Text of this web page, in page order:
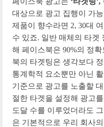
대상으로 광고 집행이 가
제품이 향수라면 2, 30대
수 있죠. 일반 매체의 타겟
해 페이스북은 90%의 정
북의 타겟팅은 생각보다
통계학적 요소뿐만 아닌
기준으로 광고를 노출할
절한 타겟을 설정해 광고
도달 수를 이루었더라도
은 기본적으로 우리 회사